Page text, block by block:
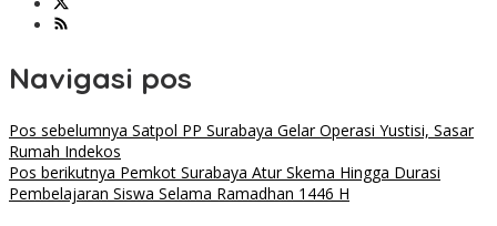
Navigasi pos
Pos sebelumnya Satpol PP Surabaya Gelar Operasi Yustisi, Sasar
Rumah Indekos
Pos berikutnya Pemkot Surabaya Atur Skema Hingga Durasi
Pembelajaran Siswa Selama Ramadhan 1446 H